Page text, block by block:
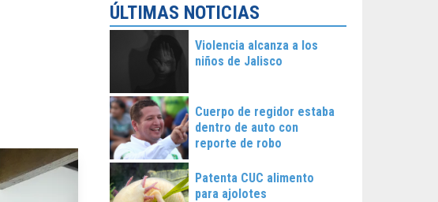
ÚLTIMAS NOTICIAS
Violencia alcanza a los
niños de Jalisco
Cuerpo de regidor estaba
dentro de auto con
reporte de robo
Patenta CUC alimento
para ajolotes